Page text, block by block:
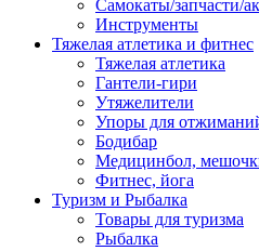
Самокаты/запчасти/
Инструменты
Тяжелая атлетика и фитнес
Тяжелая атлетика
Гантели-гири
Утяжелители
Упоры для
Бодибар
Медицинбол,
Фитнес, йога
Туризм и Рыбалка
Товары для туризма
Рыбалка